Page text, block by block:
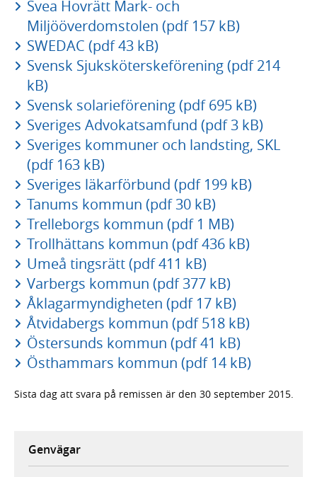
Svea Hovrätt Mark- och
Miljööverdomstolen (pdf 157 kB)
SWEDAC (pdf 43 kB)
Svensk Sjuksköterskeförening (pdf 214
kB)
Svensk solarieförening (pdf 695 kB)
Sveriges Advokatsamfund (pdf 3 kB)
Sveriges kommuner och landsting, SKL
(pdf 163 kB)
Sveriges läkarförbund (pdf 199 kB)
Tanums kommun (pdf 30 kB)
Trelleborgs kommun (pdf 1 MB)
Trollhättans kommun (pdf 436 kB)
Umeå tingsrätt (pdf 411 kB)
Varbergs kommun (pdf 377 kB)
Åklagarmyndigheten (pdf 17 kB)
Åtvidabergs kommun (pdf 518 kB)
Östersunds kommun (pdf 41 kB)
Östhammars kommun (pdf 14 kB)
Sista dag att svara på remissen är den 30 september 2015.
Genvägar